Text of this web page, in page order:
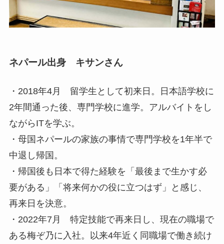
ネパール出身 キサンさん
・2018年4月 留学生として初来日。日本語学校に
2年間通った後、専門学校に進学。アルバイトをし
ながらITを学ぶ。
・母国ネパールの家族の事情で専門学校を1年半で
中退し帰国。
・帰国後も日本で得た経験を「最後まで生かす必
要がある」「将来何かの役に立つはず」と感じ、
再来日を決意。
・2022年7月 特定技能で再来日し、現在の職場で
ある梅ぞ乃に入社。以来4年近く同職場で働き続け